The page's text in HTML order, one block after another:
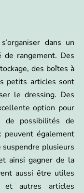
dans un
de rangement. Des
des boîtes à
petits articles sont
le dressing. Des
option pour
de possibilités de
peuvent également
plusieurs
ainsi gagner de la
aussi être utiles
et autres articles